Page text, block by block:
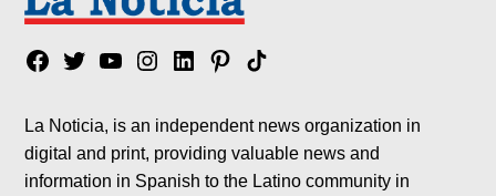
Facebook
TwitterYouTubeInstagram
LinkedinPinterest
Tik
La Noticia, is an independent news organization in
digital and print, providing valuable news and
information in Spanish to the Latino community in